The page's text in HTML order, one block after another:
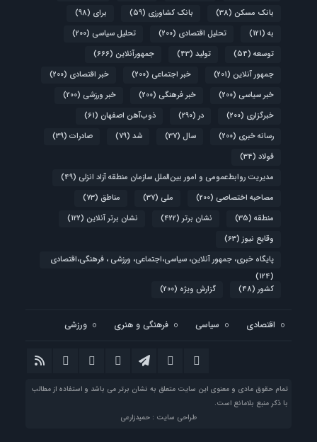
بانک مسکن (38) بانک کشاورزی (59) برای (98)
به (121) تحلیل اقتصادی (200) تحلیل سیاسی (200)
توسعه (54) تولید (43) جمهورآنلاین (666)
جمهور آنلاین (201) خبر اجتماعی (200) خبر اقتصادی (200)
خبر سیاسی (200) خبر فرهنگی (200) خبر ورزشی (200)
خبرگزاری (200) در (290) ذوب‌آهن اصفهان (61)
رسانه خبری (200) سال (37) شد (79) صادرات (39)
فولاد (34)
مدیریت روابط‌عمومی و امور بین‌الملل سازمان منطقه آزاد انزلی (49)
مصاحبه اختصاصی (200) ملی (37) مناطق (73)
منطقه (35) نشان برتر (422) نشان برتر آنلاین (122)
وقایع نیوز (63)
پایگاه خبری، جمهور آنلاین، سیاسی،اجتماعی، ورزشی ، فرهنگی،اقتصادی
(124)
کشور (48) گزارش ویژه (200)
اقتصادی سیاسی فرهنگی و هنری ورزشی
تمام حقوق مادی و معنوی این سایت متعلق به نشان برتر می باشد و استفاده از مطالب
با ذکر منبع بلامانع است.
طراحی سایت : حمیدزارعی